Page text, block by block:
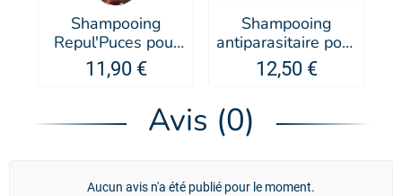
Shampooing
Repul'Puces pour
chien et chat -
MORGAN
11,90 €
Shampooing
antiparasitaire pour
chien Organissime
- Biogance
12,50 €
Avis (0)
Aucun avis n'a été publié pour le moment.